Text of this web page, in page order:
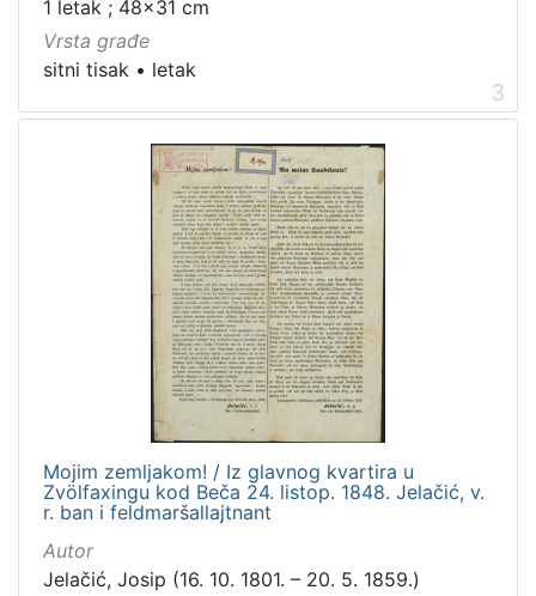
1 letak ; 48x31 cm
Vrsta građe
sitni tisak • letak
3
Mojim zemljakom! / Iz glavnog kvartira u
Zvölfaxingu kod Beča 24. listop. 1848. Jelačić, v.
r. ban i feldmaršallajtnant
Autor
Jelačić, Josip (16. 10. 1801. – 20. 5. 1859.)